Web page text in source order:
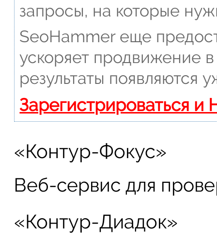
запросы, на которые
SeoHammer еще
ускоряет продвижение
результаты появляются
Зарегистрироваться и
«Контур-Фокус»
Веб-сервис для
«Контур-Диадок»